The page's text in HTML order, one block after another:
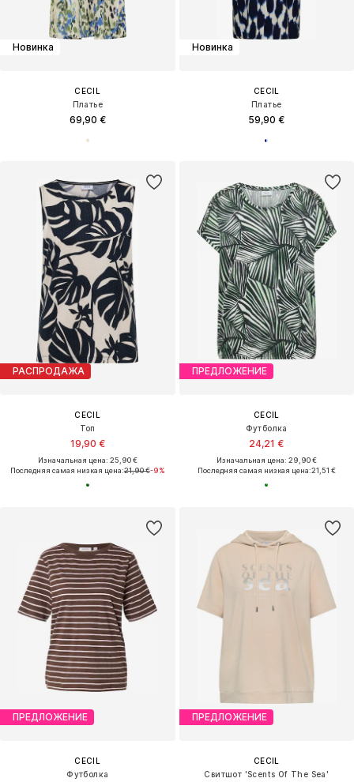
Новинка
CECIL
Платье
69,90 €
Новинка
CECIL
Платье
59,90 €
РАСПРОДАЖА
CECIL
Топ
19,90 €
Изначальная цена: 25,90 €
Последняя самая низкая цена:21,90 €-9%
ПРЕДЛОЖЕНИЕ
CECIL
Футболка
24,21 €
Изначальная цена: 29,90 €
Последняя самая низкая цена:21,51 €
ПРЕДЛОЖЕНИЕ
CECIL
Футболка
ПРЕДЛОЖЕНИЕ
CECIL
Свитшот 'Scents Of The Sea'